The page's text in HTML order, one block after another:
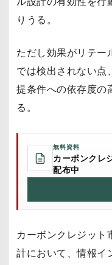
りうる。
ただし効果がリテー
では検出されない点
提条件への依存度の
る。
無料資料
カーボンクレ
配布中
カーボンクレジット
計において、情報イ